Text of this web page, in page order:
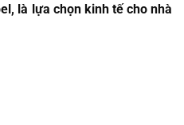
là lựa chọn kinh tế cho nhà